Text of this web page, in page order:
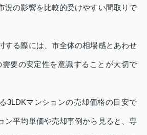
況の影響を比較的受けやすい間取りで
する際には、市全体の相場感とあわせ
要の安定性を意識することが大切で
3LDKマンションの売却価格の目安で
ン平均単価や売却事例から見ると、専